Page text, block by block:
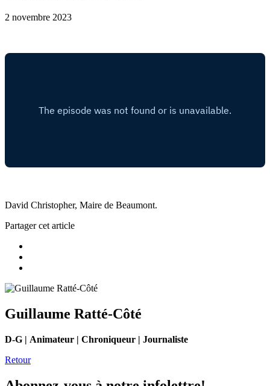
2 novembre 2023
David Christopher, Maire de Beaumont.
Partager cet article
Guillaume Ratté-Côté
D-G | Animateur | Chroniqueur | Journaliste
Retour